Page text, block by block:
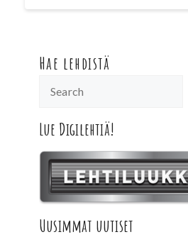
Hae lehdistä
Lue Digilehtiä!
Uusimmat uutiset